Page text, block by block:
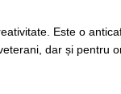
Este o
dar și pentru